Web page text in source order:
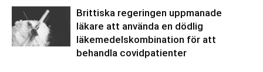
Brittiska regeringen uppmanade
läkare att använda en dödlig
läkemedelskombination för att
behandla covidpatienter